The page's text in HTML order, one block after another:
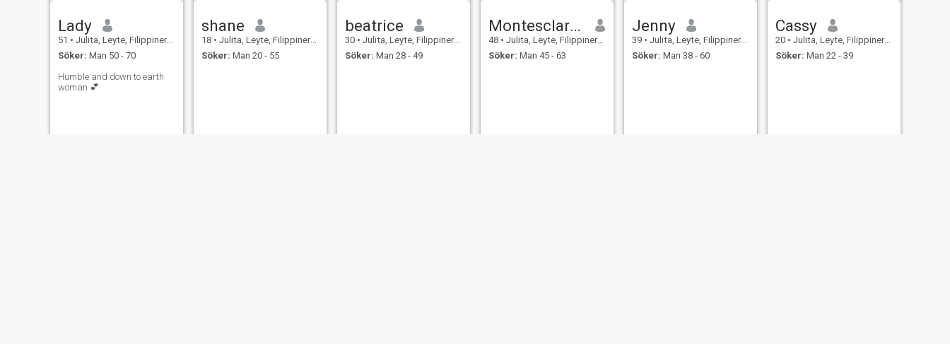
Lady
51 • Julita, Leyte, Filippinerna
Söker: Man 50 - 70
Humble and down to earth
woman 💕
shane
18 • Julita, Leyte, Filippinerna
Söker: Man 20 - 55
beatrice
30 • Julita, Leyte, Filippinerna
Söker: Man 28 - 49
Montesclaros
48 • Julita, Leyte, Filippinerna
Söker: Man 45 - 63
Jenny
39 • Julita, Leyte, Filippinerna
Söker: Man 38 - 60
Cassy
20 • Julita, Leyte, Filippinerna
Söker: Man 22 - 39